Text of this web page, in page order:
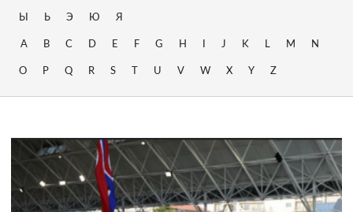
Ы Ь Э Ю Я
A B C D E F G H J K L M N
O P Q R S U V W X Y Z